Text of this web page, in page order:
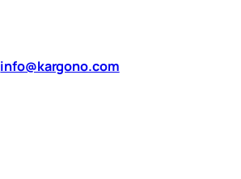
info@kargono.com